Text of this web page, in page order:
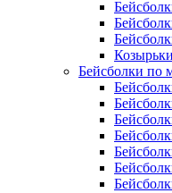
Козырьки
Бейсболки по